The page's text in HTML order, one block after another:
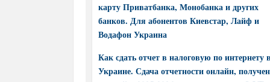
карту Приватбанка, Монобанка и других
банков. Для абонентов Киевстар, Лайф и
Водафон Украина
Как сдать отчет в налоговую по интернету в
Украине. Сдача отчетности онлайн,